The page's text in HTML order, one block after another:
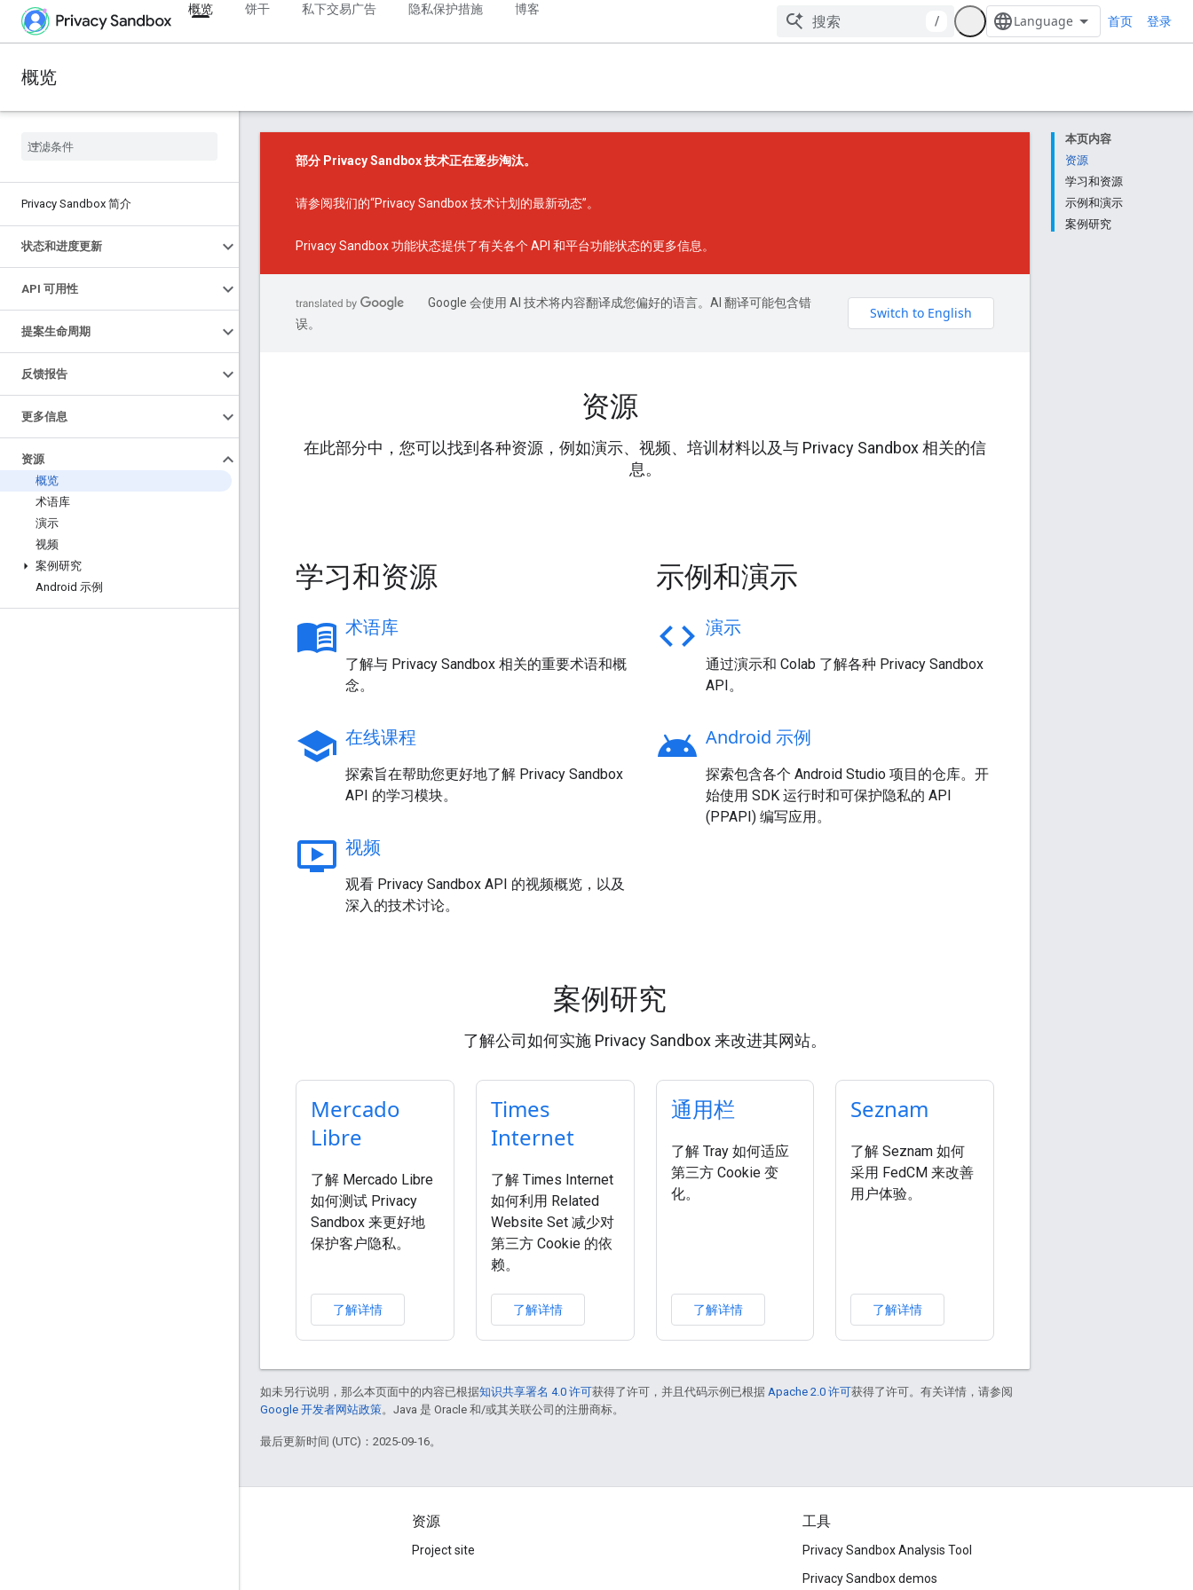
概览 饼干 私下交易广告 隐私保护措施 博客
/ 首页 登录
概览
Privacy Sandbox 简介
状态和进度更新
API 可用性
提案生命周期
反馈报告
更多信息
资源
概览
术语库
演示
视频
案例研究
Android 示例
本页内容
资源
学习和资源
示例和演示
案例研究
部分 Privacy Sandbox 技术正在逐步淘汰。
请参阅我们的“Privacy Sandbox 技术计划的最新动态”。
Privacy Sandbox 功能状态提供了有关各个 API 和平台功能状态的更多信息。
Google 会使用 AI 技术将内容翻译成您偏好的语言。AI 翻译可能包含错
误。
资源
在此部分中，您可以找到各种资源，例如演示、视频、培训材料以及与 Privacy Sandbox 相关的信
息。
学习和资源
menu_book 术语库
了解与 Privacy Sandbox 相关的重要术语和概
念。
school 在线课程
探索旨在帮助您更好地了解 Privacy Sandbox
API 的学习模块。
ondemand_video 视频
观看 Privacy Sandbox API 的视频概览，以及
深入的技术讨论。
示例和演示
code 演示
通过演示和 Colab 了解各种 Privacy Sandbox
API。
android Android 示例
探索包含各个 Android Studio 项目的仓库。开
始使用 SDK 运行时和可保护隐私的 API
(PPAPI) 编写应用。
案例研究
了解公司如何实施 Privacy Sandbox 来改进其网站。
Mercado
Libre
了解 Mercado Libre
如何测试 Privacy
Sandbox 来更好地
保护客户隐私。
了解详情
Times
Internet
了解 Times Internet
如何利用 Related
Website Set 减少对
第三方 Cookie 的依
赖。
了解详情
通用栏
了解 Tray 如何适应
第三方 Cookie 变
化。
了解详情
Seznam
了解 Seznam 如何
采用 FedCM 来改善
用户体验。
了解详情
如未另行说明，那么本页面中的内容已根据知识共享署名 4.0 许可获得了许可，并且代码示例已根据 Apache 2.0 许可获得了许可。有关详情，请参阅
Google 开发者网站政策。Java 是 Oracle 和/或其关联公司的注册商标。
最后更新时间 (UTC)：2025-09-16。
资源
Project site
工具
Privacy Sandbox Analysis Tool
Privacy Sandbox demos